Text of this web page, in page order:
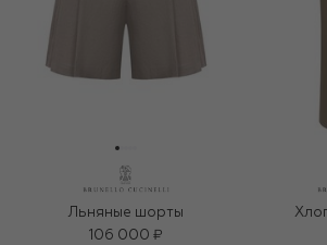
Льняные шорты
106 000 ₽